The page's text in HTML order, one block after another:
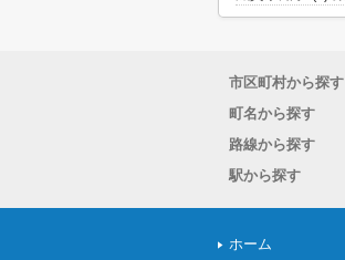
市区町村から探す
町名から探す
路線から探す
駅から探す
ホーム